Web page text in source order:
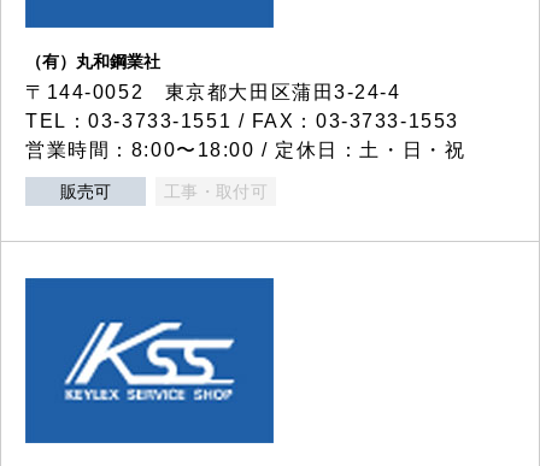
（有）丸和鋼業社
〒144-0052 東京都大田区蒲田3-24-4
TEL：03-3733-1551 / FAX：03-3733-1553
営業時間：8:00〜18:00 / 定休日：土・日・祝
販売可 工事・取付可